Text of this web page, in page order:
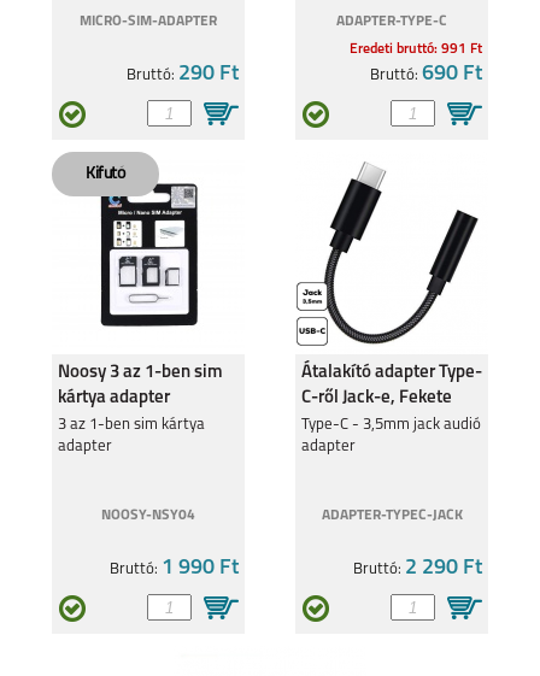
REALME C55 REALME 9 5G
REALMEGT
EXPLORER MASTER
MICRO-SIM-ADAPTER
Bruttó: 290 Ft
ADAPTER-TYPE-C
Eredeti bruttó: 991 Ft
Bruttó:690 Ft
Noosy 3 az 1-ben sim
kártya adapter
3 az 1-ben sim kártya
adapter
NOOSY-NSY04
Bruttó: 1 990 Ft
Átalakító adapter Type-
C-ről Jack-e, Fekete
Type-C - 3,5mm jack audió
adapter
ADAPTER-TYPEC-JACK
Bruttó: 2 290 Ft